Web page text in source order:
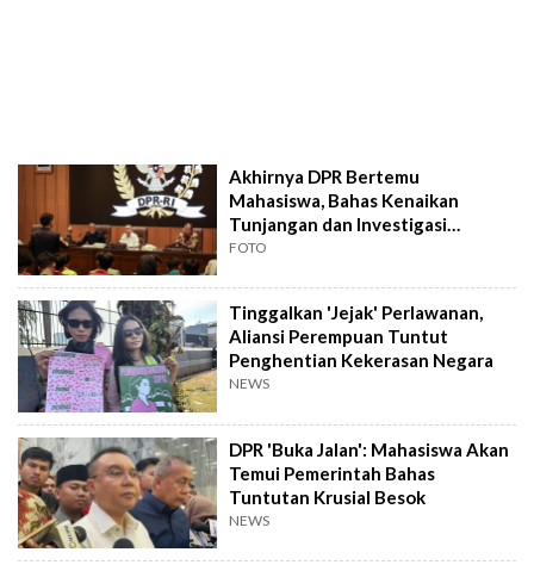
Akhirnya DPR Bertemu
Mahasiswa, Bahas Kenaikan
Tunjangan dan Investigasi
Kerusuhan
FOTO
Tinggalkan 'Jejak' Perlawanan,
Aliansi Perempuan Tuntut
Penghentian Kekerasan Negara
NEWS
DPR 'Buka Jalan': Mahasiswa Akan
Temui Pemerintah Bahas
Tuntutan Krusial Besok
NEWS